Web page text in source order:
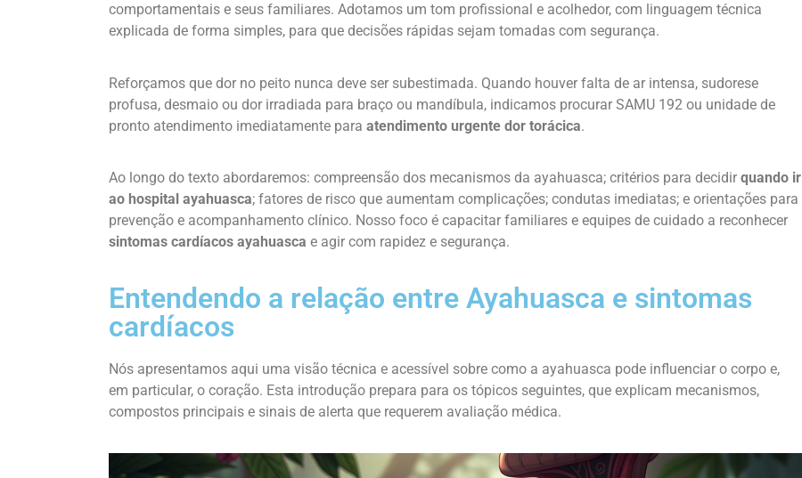
comportamentais e seus familiares. Adotamos um tom profissional e acolhedor, com linguagem técnica
explicada de forma simples, para que decisões rápidas sejam tomadas com segurança.
Reforçamos que dor no peito nunca deve ser subestimada. Quando houver falta de ar intensa, sudorese
profusa, desmaio ou dor irradiada para braço ou mandíbula, indicamos procurar SAMU 192 ou unidade de
pronto atendimento imediatamente para atendimento urgente dor torácica.
Ao longo do texto abordaremos: compreensão dos mecanismos da ayahuasca; critérios para decidir quando ir
ao hospital ayahuasca; fatores de risco que aumentam complicações; condutas imediatas; e orientações para
prevenção e acompanhamento clínico. Nosso foco é capacitar familiares e equipes de cuidado a reconhecer
sintomas cardíacos ayahuasca e agir com rapidez e segurança.
Entendendo a relação entre Ayahuasca e sintomas
cardíacos
Nós apresentamos aqui uma visão técnica e acessível sobre como a ayahuasca pode influenciar o corpo e,
em particular, o coração. Esta introdução prepara para os tópicos seguintes, que explicam mecanismos,
compostos principais e sinais de alerta que requerem avaliação médica.